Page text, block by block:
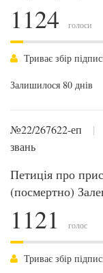
1124 голоси
Триває збір
Залишилося 80 днів
№22/267622-еп |
звань
Петиція про
(посмертно)
1121 голос
Триває збір